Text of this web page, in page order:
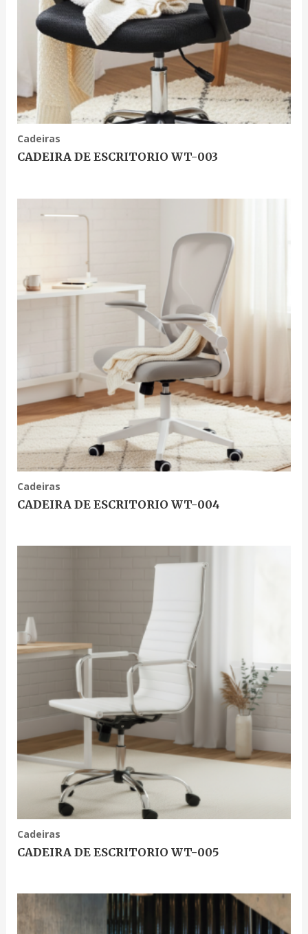
Cadeiras
CADEIRA DE ESCRITORIO WT-003
Cadeiras
CADEIRA DE ESCRITORIO WT-004
Cadeiras
CADEIRA DE ESCRITORIO WT-005